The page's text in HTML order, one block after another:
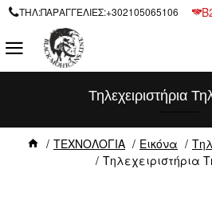
ΤΗΛ:ΠΑΡΑΓΓΕΛΙΕΣ:+302105065106
ΤΕΧΝΟΛΟΓΙΑ Εικόνα
Τηλεχειριστήρια
Τηλεχειριστήρια